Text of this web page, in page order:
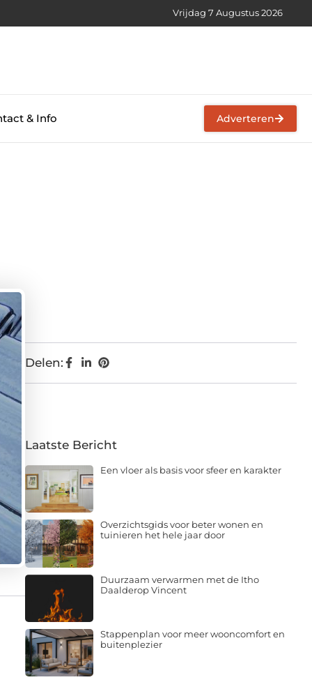
Vrijdag 7 Augustus 2026
& Info Adverteren
Delen:
Laatste Bericht
Een vloer als basis voor sfeer en karakter
Overzichtsgids voor beter wonen en
tuinieren het hele jaar door
Duurzaam verwarmen met de Itho
Daalderop Vincent
Stappenplan voor meer wooncomfort en
buitenplezier